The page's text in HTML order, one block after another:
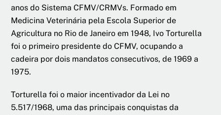
anos do Sistema CFMV/CRMVs. Formado em
Medicina Veterinária pela Escola Superior de
Agricultura no Rio de Janeiro em 1948, Ivo Torturella
foi o primeiro presidente do CFMV, ocupando a
cadeira por dois mandatos consecutivos, de 1969 a
1975.
Torturella foi o maior incentivador da Lei no
5.517/1968, uma das principais conquistas da